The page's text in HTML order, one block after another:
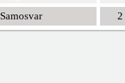
Samosvar 2